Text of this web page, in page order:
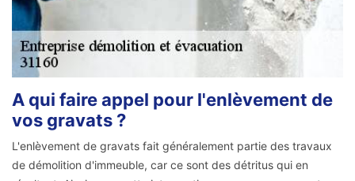
A qui faire appel pour l'enlèvement de
vos gravats ?
L'enlèvement de gravats fait généralement partie des travaux
de démolition d'immeuble, car ce sont des détritus qui en